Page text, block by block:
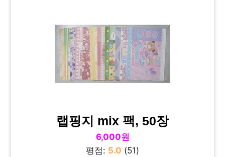
랩핑지 mix 팩, 50장
6,000원
평점: 5.0 (51)